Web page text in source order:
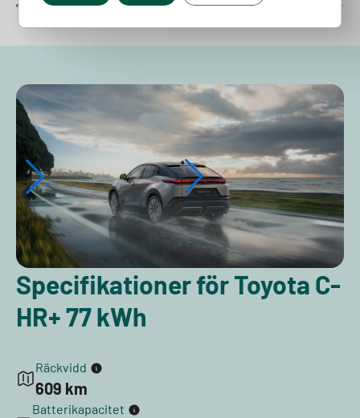
Specifikationer för Toyota C-
HR+ 77 kWh
Räckvidd
609 km
Batterikapacitet